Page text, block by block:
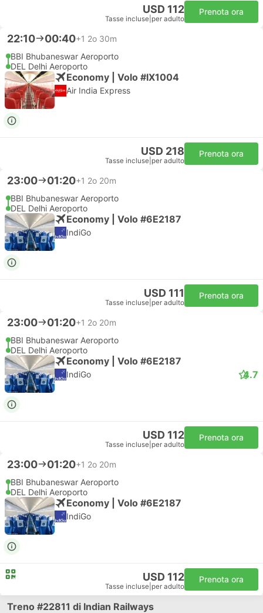
USD 112
Tasse incluse per adulto
Prenota ora
22:10 00:40+1 2o 30m
BBI Bhubaneswar Aeroporto
DEL Delhi Aeroporto
Economy | Volo #IX1004
Air India Express
USD 218
Tasse incluse per adulto
Prenota ora
23:00 01:20+1 2o 20m
BBI Bhubaneswar Aeroporto
DEL Delhi Aeroporto
Economy | Volo #6E2187
IndiGo
USD 111
Tasse incluse per adulto
Prenota ora
23:00 01:20+1 2o 20m
BBI Bhubaneswar Aeroporto
DEL Delhi Aeroporto
Economy | Volo #6E2187
IndiGo 4.7
USD 112
Tasse incluse per adulto
Prenota ora
23:00 01:20+1 2o 20m
BBI Bhubaneswar Aeroporto
DEL Delhi Aeroporto
Economy | Volo #6E2187
IndiGo
USD 112
Tasse incluse per adulto
Prenota ora
Treno #22811 di Indian Railways